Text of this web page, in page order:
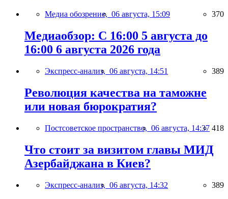
Медиа обозрение, 06 августа, 15:09 370
Медиаобзор: С 16:00 5 августа до
16:00 6 августа 2026 года
Экспресс-анализ, 06 августа, 14:51 389
Революция качества на таможне
или новая бюрократия?
Постсоветское пространство, 06 августа, 14:37 418
Что стоит за визитом главы МИД
Азербайджана в Киев?
Экспресс-анализ, 06 августа, 14:32 389